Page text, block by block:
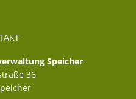
Speicher
36